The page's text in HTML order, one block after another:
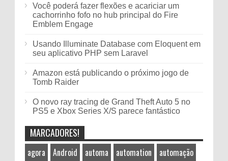
Você poderá fazer flexões e acariciar um
cachorrinho fofo no hub principal do Fire
Emblem Engage
Usando Illuminate Database com Eloquent em
seu aplicativo PHP sem Laravel
Amazon está publicando o próximo jogo de
Tomb Raider
O novo ray tracing de Grand Theft Auto 5 no
PS5 e Xbox Series X/S parece fantástico
MARCADORES!
agora Android automa automation automação